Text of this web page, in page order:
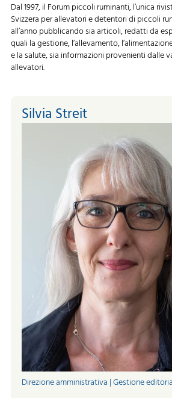
Dal 1997, il Forum piccoli ruminanti, l’unica
Svizzera per allevatori e detentori di piccoli
all’anno pubblicando sia articoli, redatti da
quali la gestione, l’allevamento,
e la salute, sia informazioni provenienti dalle
allevatori.
Silvia Streit
Direzione amministrativa | Gestione